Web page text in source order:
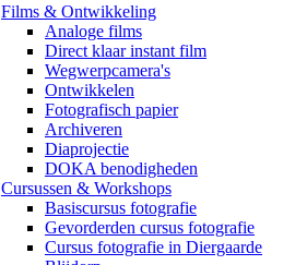
Films & Ontwikkeling
Analoge films
Direct klaar instant film
Wegwerpcamera's
Ontwikkelen
Fotografisch papier
Archiveren
Diaprojectie
DOKA benodigheden
Cursussen & Workshops
Basiscursus fotografie
Gevorderden cursus fotografie
Cursus fotografie in Diergaarde